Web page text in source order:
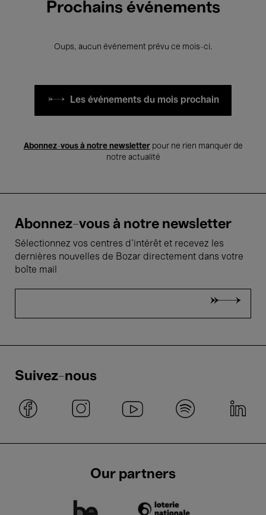
Prochains événements
Oups, aucun événement prévu ce mois-ci.
Les événements du mois prochain
Abonnez-vous à notre newsletterpour ne rien manquer de
notre actualité
Abonnez-vous à notre newsletter
Sélectionnez vos centres d'intérêt et recevez les
dernières nouvelles de Bozar directement dans votre
boîte mail
Suivez-nous
Our partners